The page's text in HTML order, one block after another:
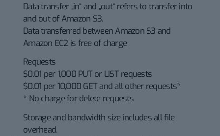
Data transfer „in“ and „out“ refers to transfer into
and out of Amazon S3.
Data transferred between Amazon S3 and
Amazon EC2 is free of charge
Requests
$0.01 per 1,000 PUT or LIST requests
$0.01 per 10,000 GET and all other requests*
* No charge for delete requests
Storage and bandwidth size includes all file
overhead.